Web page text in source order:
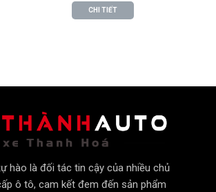
có tác động do ngoại lực khi xe tắt
khởi động và tiến hành ghi hình khẩn
ghi hình đêm nét
2K được tích hợp cảm biến hình
CHI TIẾT
hào là đối tác tin cậy của nhiều chủ
ô tô, cam kết đem đến sản phẩm